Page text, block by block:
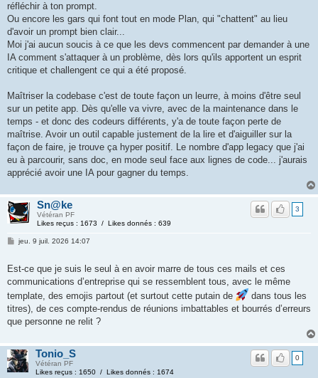
réfléchir à ton prompt.
Ou encore les gars qui font tout en mode Plan, qui "chattent" au lieu
d'avoir un prompt bien clair...
Moi j'ai aucun soucis à ce que les devs commencent par demander à une
IA comment s'attaquer à un problème, dès lors qu'ils apportent un esprit
critique et challengent ce qui a été proposé.
Maîtriser la codebase c'est de toute façon un leurre, à moins d'être seul
sur un petite app. Dès qu'elle va vivre, avec de la maintenance dans le
temps - et donc des codeurs différents, y'a de toute façon perte de
maîtrise. Avoir un outil capable justement de la lire et d'aiguiller sur la
façon de faire, je trouve ça hyper positif. Le nombre d'app legacy que j'ai
eu à parcourir, sans doc, en mode seul face aux lignes de code... j'aurais
apprécié avoir une IA pour gagner du temps.
Sn@ke
Vétéran PF
Likes reçus : 1673 / Likes donnés : 639
3
jeu. 9 juil. 2026 14:07
Est-ce que je suis le seul à en avoir marre de tous ces mails et ces
communications d’entreprise qui se ressemblent tous, avec le même
template, des emojis partout (et surtout cette putain de
dans tous les
titres), de ces compte-rendus de réunions imbattables et bourrés d’erreurs
que personne ne relit ?
Tonio_S
Vétéran PF
Likes reçus : 1650 / Likes donnés : 1674
0